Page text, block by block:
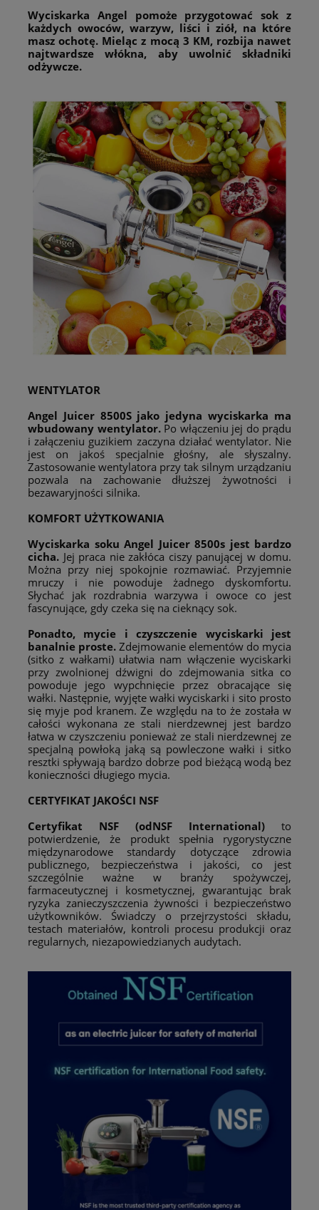
Wyciskarka Angel pomoże przygotować sok z
każdych owoców, warzyw, liści i ziół, na które
masz ochotę. Mieląc z mocą 3 KM, rozbija nawet
najtwardsze włókna, aby uwolnić składniki
odżywcze.
WENTYLATOR
Angel Juicer 8500S jako jedyna wyciskarka ma
wbudowany wentylator. Po włączeniu jej do prądu
i załączeniu guzikiem zaczyna działać wentylator. Nie
jest on jakoś specjalnie głośny, ale słyszalny.
Zastosowanie wentylatora przy tak silnym urządzaniu
pozwala na zachowanie dłuższej żywotności i
bezawaryjności silnika.
KOMFORT UŻYTKOWANIA
Wyciskarka soku Angel Juicer 8500s jest bardzo
cicha. Jej praca nie zakłóca ciszy panującej w domu.
Można przy niej spokojnie rozmawiać. Przyjemnie
mruczy i nie powoduje żadnego dyskomfortu.
Słychać jak rozdrabnia warzywa i owoce co jest
fascynujące, gdy czeka się na cieknący sok.
Ponadto, mycie i czyszczenie wyciskarki jest
banalnie proste. Zdejmowanie elementów do mycia
(sitko z wałkami) ułatwia nam włączenie wyciskarki
przy zwolnionej dźwigni do zdejmowania sitka co
powoduje jego wypchnięcie przez obracające się
wałki. Następnie, wyjęte wałki wyciskarki i sito prosto
się myje pod kranem. Ze względu na to że została w
całości wykonana ze stali nierdzewnej jest bardzo
łatwa w czyszczeniu ponieważ ze stali nierdzewnej ze
specjalną powłoką jaką są powleczone wałki i sitko
resztki spływają bardzo dobrze pod bieżącą wodą bez
konieczności długiego mycia.
CERTYFIKAT JAKOŚCI NSF
Certyfikat NSF (odNSF International) to
potwierdzenie, że produkt spełnia rygorystyczne
międzynarodowe standardy dotyczące zdrowia
publicznego, bezpieczeństwa i jakości, co jest
szczególnie ważne w branży spożywczej,
farmaceutycznej i kosmetycznej, gwarantując brak
ryzyka zanieczyszczenia żywności i bezpieczeństwo
użytkowników. Świadczy o przejrzystości składu,
testach materiałów, kontroli procesu produkcji oraz
regularnych, niezapowiedzianych audytach.